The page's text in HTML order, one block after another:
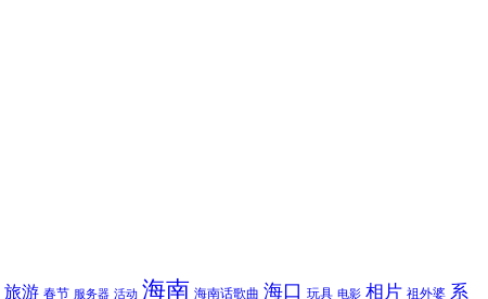
旅游 春节 服务器 活动 海南 海南话歌曲 海口 玩具 电影 相片 祖外婆 系